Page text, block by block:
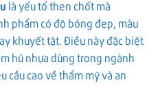
là yếu tố then chốt mà
phẩm có độ bóng đẹp, màu
khuyết tật. Điều này đặc biệt
hũ nhựa dùng trong ngành
cầu cao về thẩm mỹ và an